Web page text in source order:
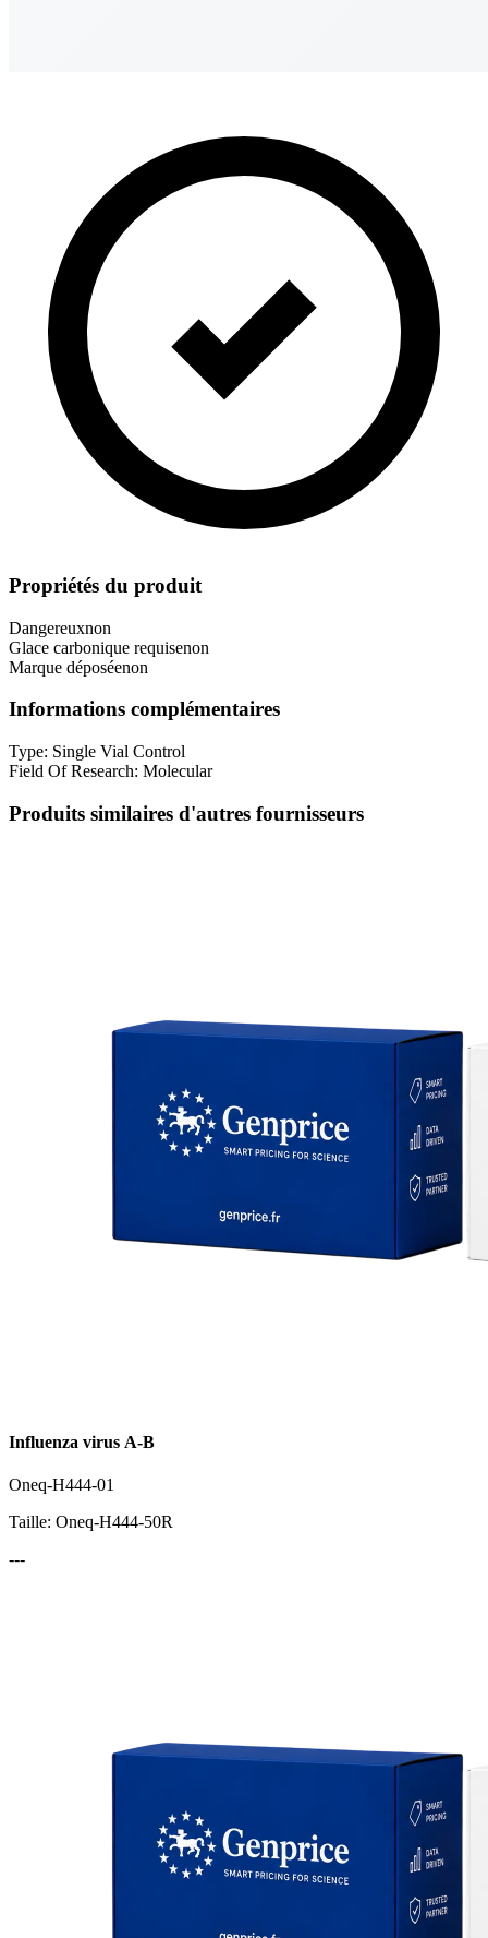
Propriétés du produit
Dangereuxnon
Glace carbonique requisenon
Marque déposéenon
Informations complémentaires
Type: Single Vial Control
Field Of Research: Molecular
Produits similaires d'autres fournisseurs
Influenza virus А-В
Oneq-H444-01
Taille: Oneq-H444-50R
---